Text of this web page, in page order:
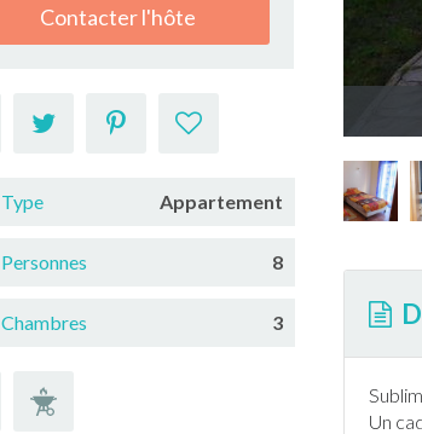
Contacter l'hôte
Type Appartement
Personnes 8
Chambres 3
Un